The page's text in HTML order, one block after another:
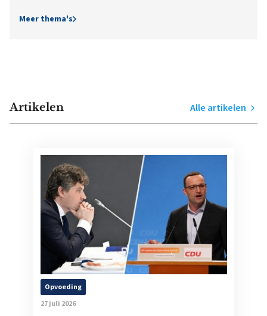
Meer thema's
Artikelen Alle artikelen
Opvoeding
27 juli 2026